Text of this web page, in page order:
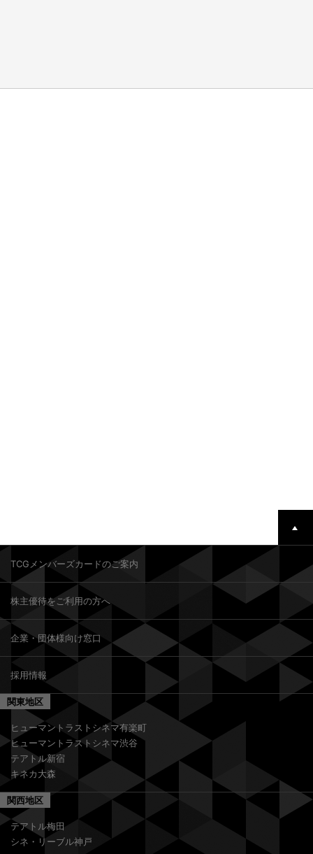
TCGメンバーズカードのご案内
株主優待をご利用の方へ
企業・団体様向け窓口
採用情報
関東地区
ヒューマントラストシネマ有楽町
ヒューマントラストシネマ渋谷
テアトル新宿
キネカ大森
関西地区
テアトル梅田
シネ・リーブル神戸